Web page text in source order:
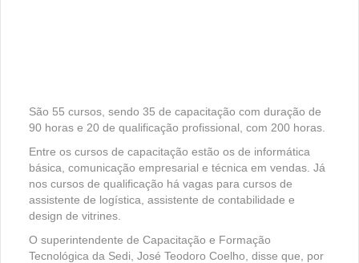
São 55 cursos, sendo 35 de capacitação com duração de
90 horas e 20 de qualificação profissional, com 200 horas.
Entre os cursos de capacitação estão os de informática
básica, comunicação empresarial e técnica em vendas. Já
nos cursos de qualificação há vagas para cursos de
assistente de logística, assistente de contabilidade e
design de vitrines.
O superintendente de Capacitação e Formação
Tecnológica da Sedi, José Teodoro Coelho, disse que, por